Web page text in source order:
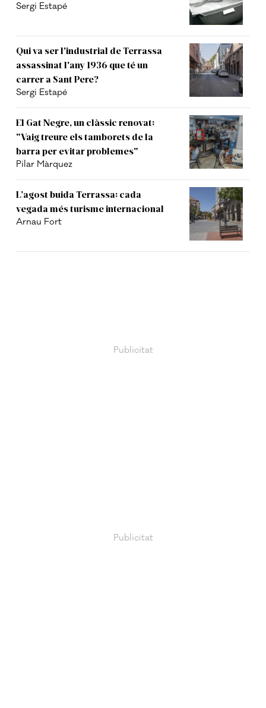
Sergi Estapé
Qui va ser l'industrial de Terrassa
assassinat l'any 1936 que té un
carrer a Sant Pere?
Sergi Estapé
El Gat Negre, un clàssic renovat:
"Vaig treure els tamborets de la
barra per evitar problemes"
Pilar Màrquez
L’agost buida Terrassa: cada
vegada més turisme internacional
Arnau Fort